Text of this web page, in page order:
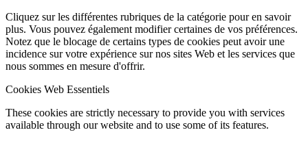
Cliquez sur les différentes rubriques de la catégorie pour en savoir
plus. Vous pouvez également modifier certaines de vos préférences.
Notez que le blocage de certains types de cookies peut avoir une
incidence sur votre expérience sur nos sites Web et les services que
nous sommes en mesure d'offrir.
Cookies Web Essentiels
These cookies are strictly necessary to provide you with services
available through our website and to use some of its features.